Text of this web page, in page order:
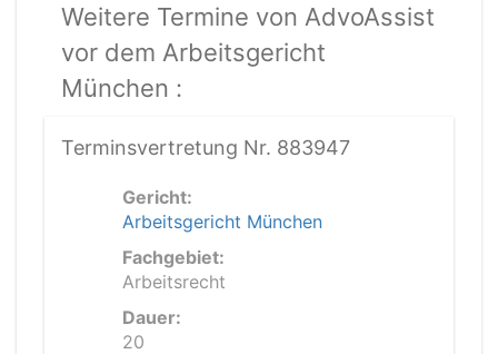
Weitere Termine von AdvoAssist
vor dem Arbeitsgericht
München :
Terminsvertretung Nr. 883947
Gericht:
Arbeitsgericht München
Fachgebiet:
Arbeitsrecht
Dauer:
20